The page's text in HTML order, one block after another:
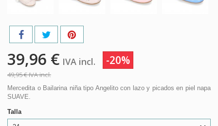
39,96 € IVA incl. -20%
49,95 €IVA incl.
Mercedita o Bailarina niña tipo Angelito con lazo y picados en piel napa
SUAVE.
Talla